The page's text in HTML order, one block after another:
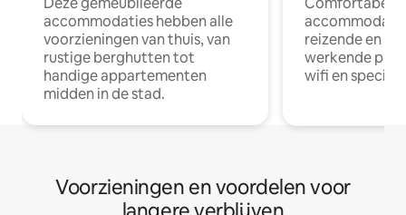
accommodaties hebben alle
voorzieningen van thuis, van
rustige berghutten tot
handige appartementen
midden in de stad.
reizende en
werkende
wifi en
Voorzieningen en voordelen voor